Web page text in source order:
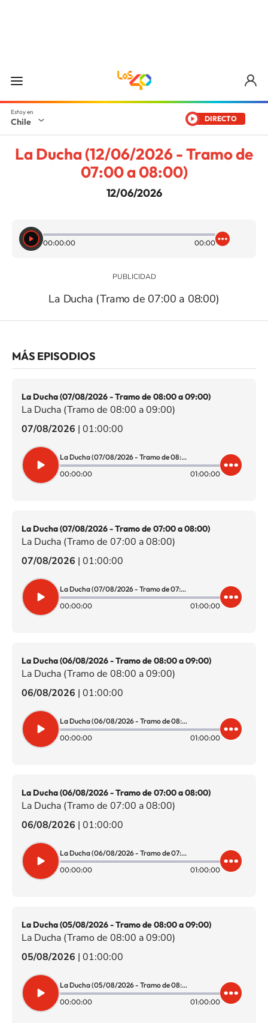
Chile DIRECTO
La Ducha (12/06/2026 - Tramo de
07:00 a 08:00)
12/06/2026
00:00:00 00:00
La Ducha (Tramo de 07:00 a 08:00)
MÁS EPISODIOS
La Ducha (07/08/2026 - Tramo de 08:00 a 09:00)
La Ducha (Tramo de 08:00 a 09:00)
07/08/2026 | 01:00:00
La Ducha (07/08/2026 - Tramo de 08:00 a 09:00)
00:00:00
01:00:00
La Ducha (07/08/2026 - Tramo de 07:00 a 08:00)
La Ducha (Tramo de 07:00 a 08:00)
07/08/2026 | 01:00:00
La Ducha (07/08/2026 - Tramo de 07:00 a 08:00)
00:00:00
01:00:00
La Ducha (06/08/2026 - Tramo de 08:00 a 09:00)
La Ducha (Tramo de 08:00 a 09:00)
06/08/2026 | 01:00:00
La Ducha (06/08/2026 - Tramo de 08:00 a 09:00)
00:00:00
01:00:00
La Ducha (06/08/2026 - Tramo de 07:00 a 08:00)
La Ducha (Tramo de 07:00 a 08:00)
06/08/2026 | 01:00:00
La Ducha (06/08/2026 - Tramo de 07:00 a 08:00)
00:00:00
01:00:00
La Ducha (05/08/2026 - Tramo de 08:00 a 09:00)
La Ducha (Tramo de 08:00 a 09:00)
05/08/2026 | 01:00:00
La Ducha (05/08/2026 - Tramo de 08:00 a 09:00)
00:00:00
01:00:00